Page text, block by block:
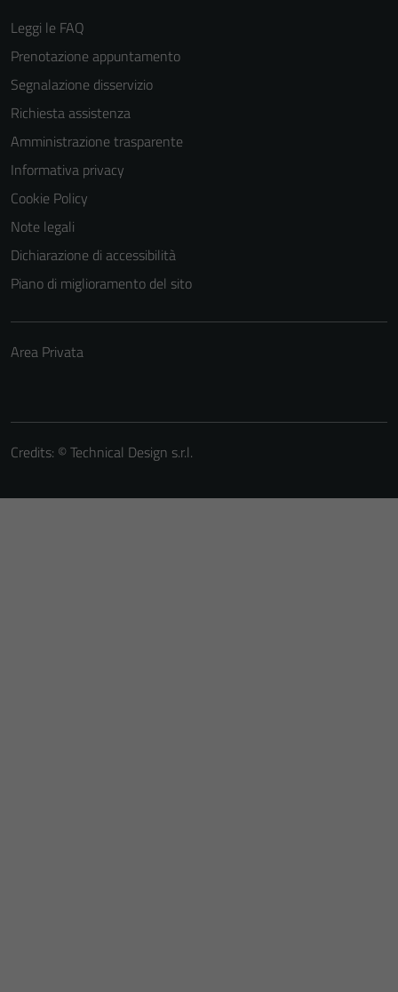
Leggi le FAQ
Prenotazione appuntamento
Segnalazione disservizio
Richiesta assistenza
Amministrazione trasparente
Informativa privacy
Cookie Policy
Note legali
Dichiarazione di accessibilità
Piano di miglioramento del sito
Area Privata
Credits: ©Technical Design s.r.l.